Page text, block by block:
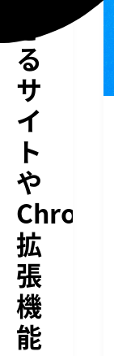
き
る
サ
イ
ト
や
Chrome
拡
張
機
能